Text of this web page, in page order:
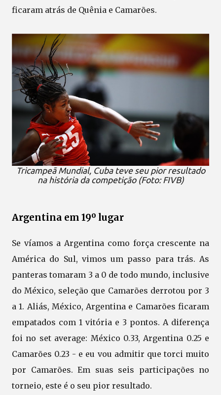
ficaram atrás de Quênia e Camarões.
Tricampeã Mundial, Cuba teve seu pior resultado
na história da competição (Foto: FIVB)
Argentina em 19º lugar
Se víamos a Argentina como força crescente na
América do Sul, vimos um passo para trás. As
panteras tomaram 3 a 0 de todo mundo, inclusive
do México, seleção que Camarões derrotou por 3
a 1. Aliás, México, Argentina e Camarões ficaram
empatados com 1 vitória e 3 pontos. A diferença
foi no set average: México 0.33, Argentina 0.25 e
Camarões 0.23 - e eu vou admitir que torci muito
por Camarões. Em suas seis participações no
torneio, este é o seu pior resultado.